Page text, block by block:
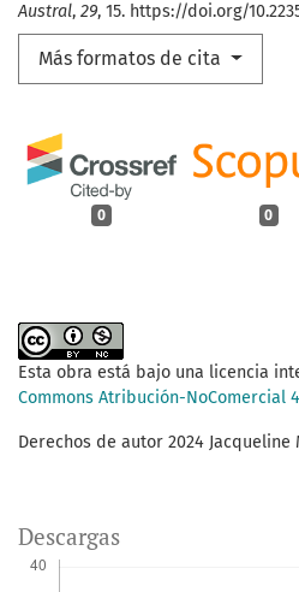
Austral, 29, 15. https://doi.org/
Más formatos de cita
0 0
Esta obra está bajo una licencia
Commons Atribución-NoComercial
Derechos de autor 2024 Jacqueline
Descargas